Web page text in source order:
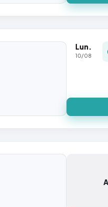
Lun.
10/08